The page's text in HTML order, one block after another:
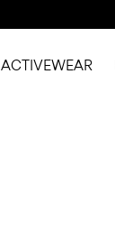
ACTIVEWEAR